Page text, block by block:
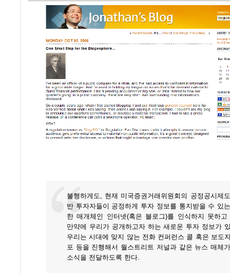
불행하게도, 현재 미국증권거래위원회의 공정공시제
반 투자자들이 공정하게 투자 정보를 통지받을 수 있
한 매개체인 인터넷(혹은 블로그)를 인식하지 못하
만약에 우리가 공개하고자 하는 새로운 투자 정보가
우리는 시대에 맞지 않는 전화 컨퍼런스 콜 혹은 보도
포 등을 진행해서 월스트리트 저널과 같은 뉴스 매체
소식을 전달하도록 한다.